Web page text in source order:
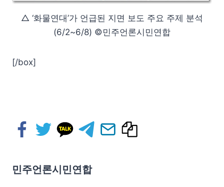
△ ‘화물연대’가 언급된 지면 보도 주요 주제 분석
(6/2~6/8) ©민주언론시민연합
[/box]
민주언론시민연합